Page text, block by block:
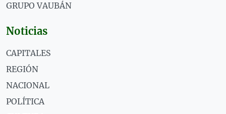
GRUPO VAUBÁN
Noticias
CAPITALES
REGIÓN
NACIONAL
POLÍTICA